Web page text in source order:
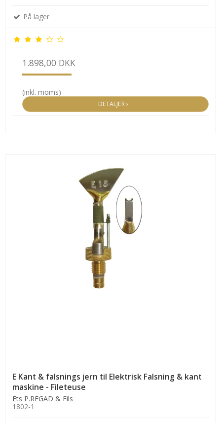
På lager
1.898,00 DKK
(inkl. moms)
DETALJER ›
E Kant & falsnings jern til Elektrisk Falsning & kant
maskine - Fileteuse
Ets P.REGAD & Fils
1802-1